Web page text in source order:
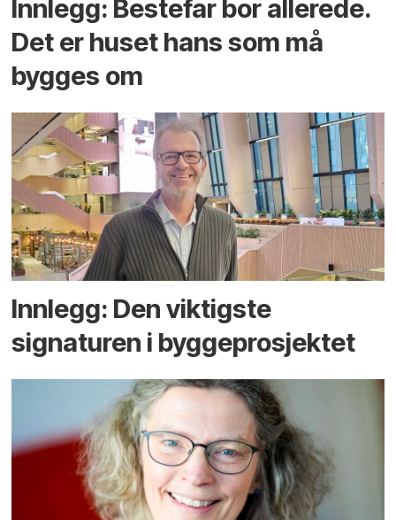
Innlegg: Bestefar bor allerede.
Det er huset hans som må
bygges om
Innlegg: Den viktigste
signaturen i bygge­­prosjektet